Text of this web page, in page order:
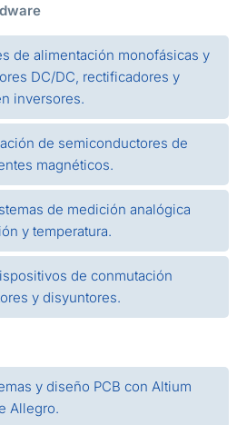
de alimentación monofásicas y
DC/DC, rectificadores y
inversores.
de semiconductores de
magnéticos.
de medición analógica
y temperatura.
de conmutación
y disyuntores.
y diseño PCB con Altium
Allegro.